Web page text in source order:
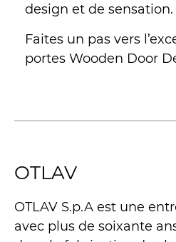
design et de sensation.
Faites un pas vers
portes Wooden Door
OTLAV
OTLAV S.p.A est une
avec plus de soixante